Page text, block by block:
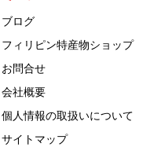
ブログ
フィリピン特産物ショップ
お問合せ
会社概要
個人情報の取扱いについて
サイトマップ